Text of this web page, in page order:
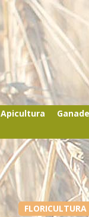
Apicultura
FLORICULTURA